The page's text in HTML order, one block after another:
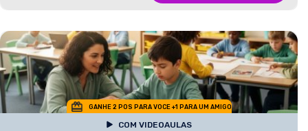
GANHE 2 POS PARA VOCE +1 PARA UM AMIGO
COM VIDEOAULAS